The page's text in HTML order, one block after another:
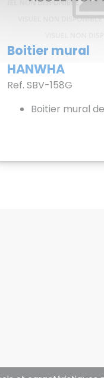
Boitier mural
HANWHA
Ref. SBV-158G
Boitier mural